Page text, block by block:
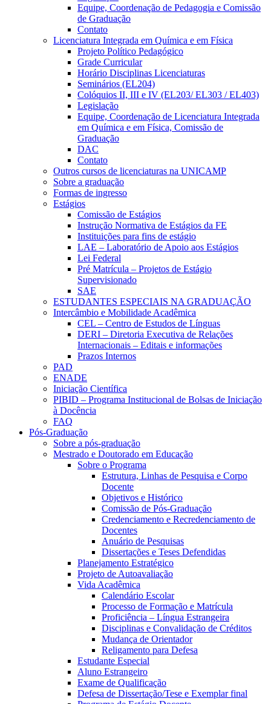
Equipe, Coordenação de Pedagogia e Comissão
de Graduação
Contato
Licenciatura Integrada em Química e em Física
Projeto Político Pedagógico
Grade Curricular
Horário Disciplinas Licenciaturas
Seminários (EL204)
Colóquios II, III e IV (EL203/ EL303 / EL403)
Legislação
Equipe, Coordenação de Licenciatura Integrada
em Química e em Física, Comissão de
Graduação
DAC
Contato
Outros cursos de licenciaturas na UNICAMP
Sobre a graduação
Formas de ingresso
Estágios
Comissão de Estágios
Instrução Normativa de Estágios da FE
Instituições para fins de estágio
LAE – Laboratório de Apoio aos Estágios
Lei Federal
Pré Matrícula – Projetos de Estágio
Supervisionado
SAE
ESTUDANTES ESPECIAIS NA GRADUAÇÃO
Intercâmbio e Mobilidade Acadêmica
CEL – Centro de Estudos de Línguas
DERI – Diretoria Executiva de Relações
Internacionais – Editais e informações
Prazos Internos
PAD
ENADE
Iniciação Científica
PIBID – Programa Institucional de Bolsas de Iniciação
à Docência
FAQ
Pós-Graduação
Sobre a pós-graduação
Mestrado e Doutorado em Educação
Sobre o Programa
Estrutura, Linhas de Pesquisa e Corpo
Docente
Objetivos e Histórico
Comissão de Pós-Graduação
Credenciamento e Recredenciamento de
Docentes
Anuário de Pesquisas
Dissertações e Teses Defendidas
Planejamento Estratégico
Projeto de Autoavaliação
Vida Acadêmica
Calendário Escolar
Processo de Formação e Matrícula
Proficiência – Língua Estrangeira
Disciplinas e Convalidação de Créditos
Mudança de Orientador
Religamento para Defesa
Estudante Especial
Aluno Estrangeiro
Exame de Qualificação
Defesa de Dissertação/Tese e Exemplar final